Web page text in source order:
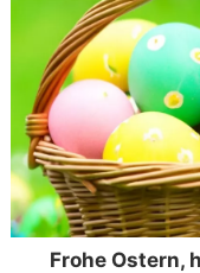
Frohe Ostern,